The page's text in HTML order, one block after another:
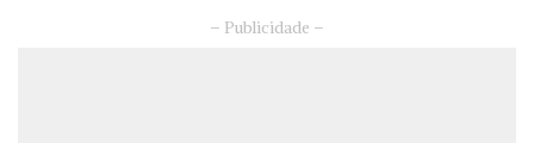
– Publicidade –